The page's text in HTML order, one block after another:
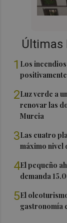
Últimas
1 Los
2Luz verde a
renovar las
Murcia
3Las cuatro
máximo nivel
4El pequeño
demanda
5El
gastronomía